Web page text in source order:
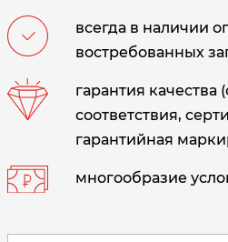
всегда в наличии
востребованных
гарантия качества
соответствия,
гарантийная
многообразие